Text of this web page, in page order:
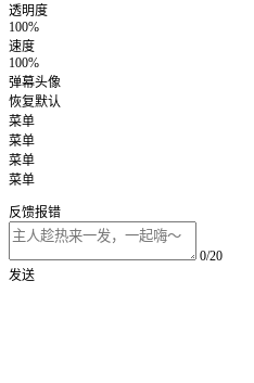
透明度
100%
速度
100%
弹幕头像
恢复默认
菜单
菜单
菜单
菜单
反馈报错
0/20
发送